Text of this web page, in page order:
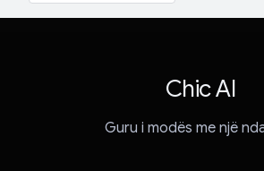
Chic AI
Guru i modës me një